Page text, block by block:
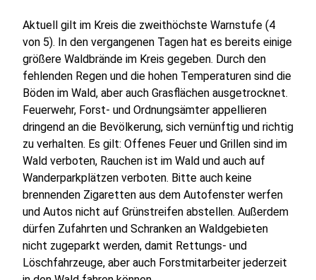
Aktuell gilt im Kreis die zweithöchste Warnstufe (4
von 5). In den vergangenen Tagen hat es bereits einige
größere Waldbrände im Kreis gegeben. Durch den
fehlenden Regen und die hohen Temperaturen sind die
Böden im Wald, aber auch Grasflächen ausgetrocknet.
Feuerwehr, Forst- und Ordnungsämter appellieren
dringend an die Bevölkerung, sich vernünftig und richtig
zu verhalten. Es gilt: Offenes Feuer und Grillen sind im
Wald verboten, Rauchen ist im Wald und auch auf
Wanderparkplätzen verboten. Bitte auch keine
brennenden Zigaretten aus dem Autofenster werfen
und Autos nicht auf Grünstreifen abstellen. Außerdem
dürfen Zufahrten und Schranken an Waldgebieten
nicht zugeparkt werden, damit Rettungs- und
Löschfahrzeuge, aber auch Forstmitarbeiter jederzeit